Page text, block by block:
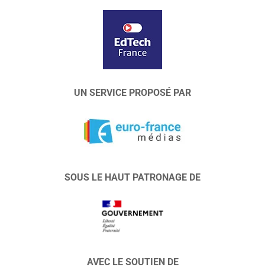
UN SERVICE PROPOSÉ PAR
SOUS LE HAUT PATRONAGE DE
AVEC LE SOUTIEN DE